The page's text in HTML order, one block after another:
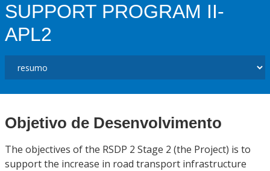
SUPPORT PROGRAM II-
APL2
Objetivo de Desenvolvimento
The objectives of the RSDP 2 Stage 2 (the Project) is to
support the increase in road transport infrastructure